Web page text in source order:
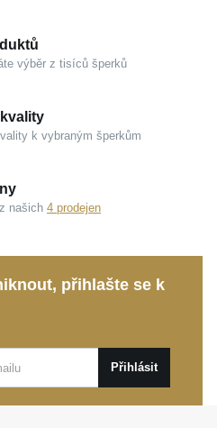
výběr z tisíců šperků
k vybraným šperkům
našich 4 prodejen
přihlašte se k
Přihlásit